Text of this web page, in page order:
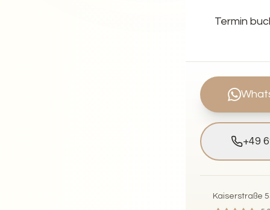
Termin
+49
Kaiserstraße